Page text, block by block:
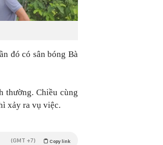
đó có sân bóng Bà
thường. Chiều cùng
xảy ra vụ việc.
Copy link
(GMT +7)